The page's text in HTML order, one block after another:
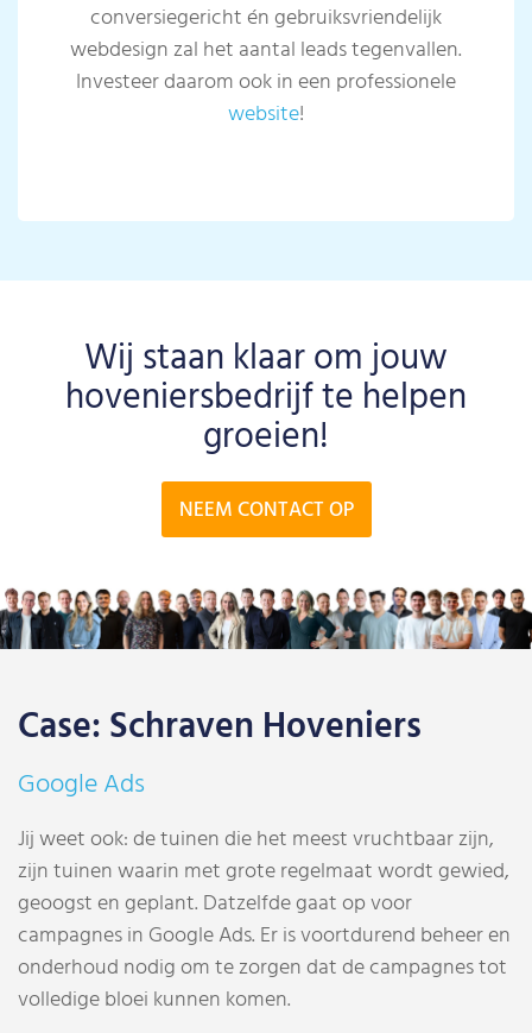
conversiegericht én gebruiksvriendelijk
webdesign zal het aantal leads tegenvallen.
Investeer daarom ook in een professionele
website!
Wij staan klaar om jouw
hoveniersbedrijf te helpen
groeien!
NEEM CONTACT OP
Case: Schraven Hoveniers
Google Ads
Jij weet ook: de tuinen die het meest vruchtbaar zijn,
zijn tuinen waarin met grote regelmaat wordt gewied,
geoogst en geplant. Datzelfde gaat op voor
campagnes in Google Ads. Er is voortdurend beheer en
onderhoud nodig om te zorgen dat de campagnes tot
volledige bloei kunnen komen.